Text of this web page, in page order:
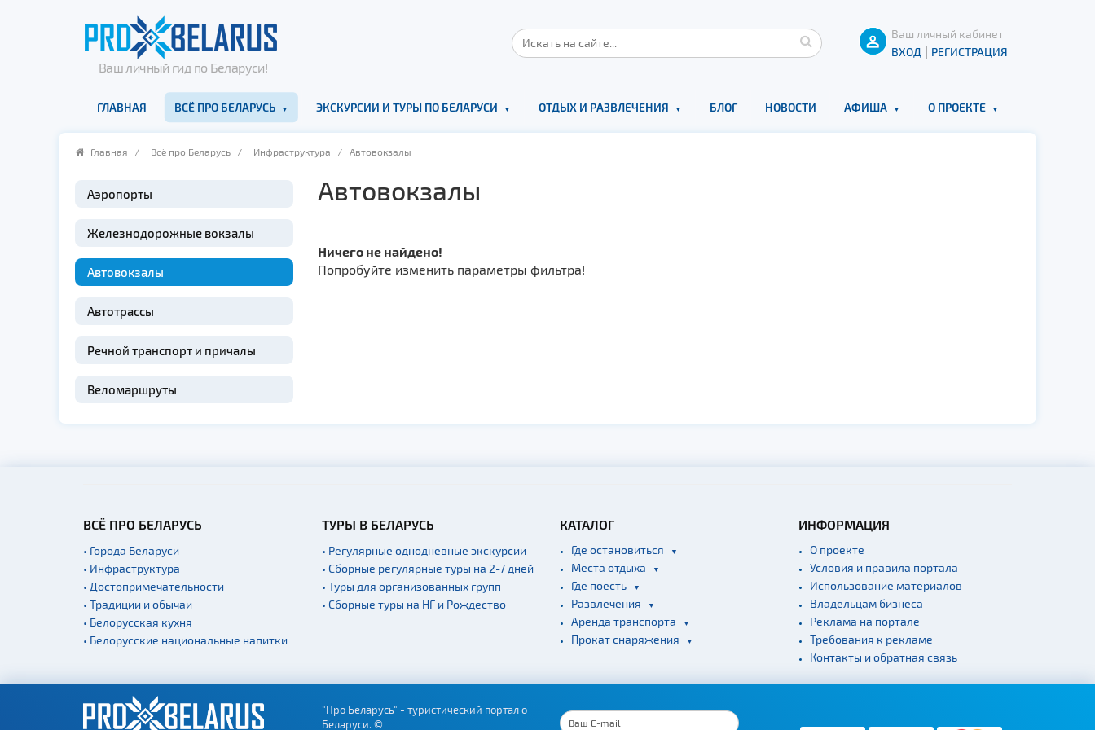
Ваш личный гид по Беларуси!
Ваш личный кабинет
ВХОД | РЕГИСТРАЦИЯ
ГЛАВНАЯ ВСЁ ПРО БЕЛАРУСЬ ЭКСКУРСИИ И ТУРЫ ПО БЕЛАРУСИ ОТДЫХ И РАЗВЛЕЧЕНИЯ БЛОГ НОВОСТИ АФИША О ПРОЕКТЕ
Главная / Всё про Беларусь / Инфраструктура / Автовокзалы
Аэропорты
Железнодорожные вокзалы
Автовокзалы
Автотрассы
Речной транспорт и причалы
Веломаршруты
Автовокзалы
Ничего не найдено!
Попробуйте изменить параметры фильтра!
ВСЁ ПРО БЕЛАРУСЬ
• Города Беларуси
• Инфраструктура
• Достопримечательности
• Традиции и обычаи
• Белорусская кухня
• Белорусские национальные напитки
ТУРЫ В БЕЛАРУСЬ
• Регулярные однодневные экскурсии
• Сборные регулярные туры на 2-7 дней
• Туры для организованных групп
• Сборные туры на НГ и Рождество
КАТАЛОГ
Где остановиться
Места отдыха
Где поесть
Развлечения
Аренда транспорта
Прокат снаряжения
ИНФОРМАЦИЯ
О проекте
Условия и правила портала
Использование материалов
Владельцам бизнеса
Реклама на портале
Требования к рекламе
Контакты и обратная связь
"Про Беларусь" - туристический портал о
Беларуси. ©